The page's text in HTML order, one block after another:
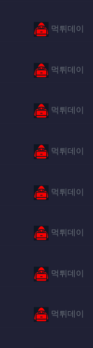
등록자먹튀데이
등록자먹튀데이
등록자먹튀데이
등록자먹튀데이
등록자먹튀데이
등록자먹튀데이
등록자먹튀데이
등록자먹튀데이